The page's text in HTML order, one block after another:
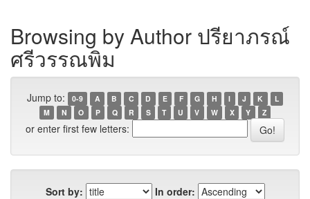
Browsing by Author ปรียาภรณ์
ศรีวรรณพิม
Jump to: 0-9 A B C D E F G H I J K
L
M
N O P Q R S T U V W X Y Z
or enter first few letters:
Sort by:
In order: